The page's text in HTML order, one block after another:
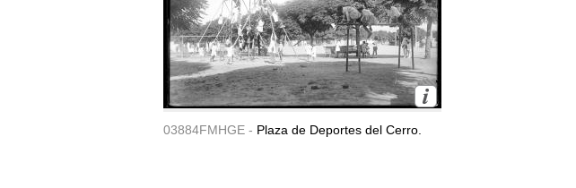
03884FMHGE - Plaza de Deportes del Cerro.